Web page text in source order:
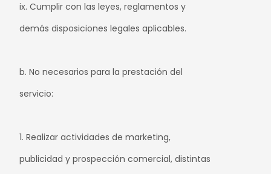
ix. Cumplir con las leyes, reglamentos y
demás disposiciones legales aplicables.
b. No necesarios para la prestación del
servicio:
1. Realizar actividades de marketing,
publicidad y prospección comercial, distintas